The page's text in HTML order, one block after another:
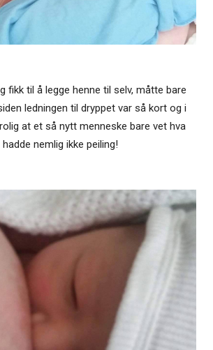
fikk til å legge henne til selv, måtte bare
ledningen til dryppet var så kort og i
at et så nytt menneske bare vet hva
nemlig ikke peiling!